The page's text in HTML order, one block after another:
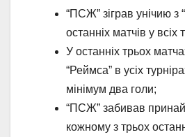
“ПСЖ” зіграв унічию з
останніх матчів у всіх
У останніх трьох
“Реймса” в усіх
мінімум два голи;
“ПСЖ” забивав
кожному з трьох